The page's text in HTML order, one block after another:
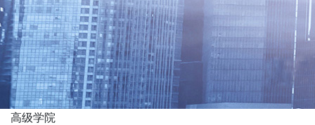
高级学院